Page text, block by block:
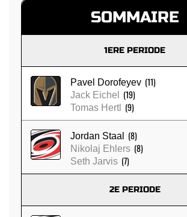
SOMMAIRE
1ERE PERIODE
Pavel Dorofeyev (11)
Jack Eichel (19)
Tomas Hertl (9)
Jordan Staal (8)
Nikolaj Ehlers (8)
Seth Jarvis (7)
2E PERIODE